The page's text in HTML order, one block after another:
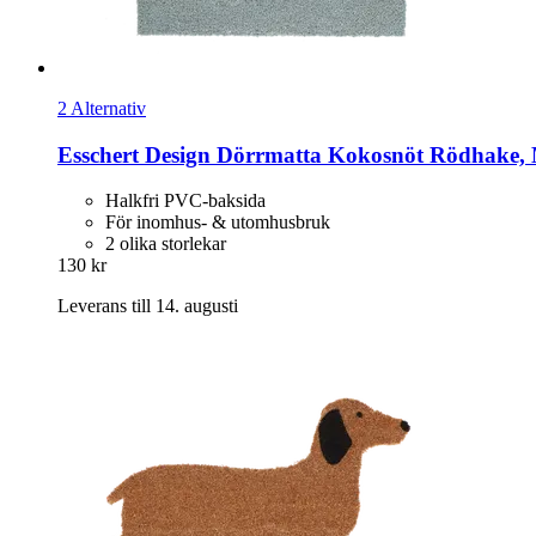
2 Alternativ
Esschert Design Dörrmatta Kokosnöt Rödhake,
Halkfri PVC-baksida
För inomhus- & utomhusbruk
2 olika storlekar
130 kr
Leverans till 14. augusti